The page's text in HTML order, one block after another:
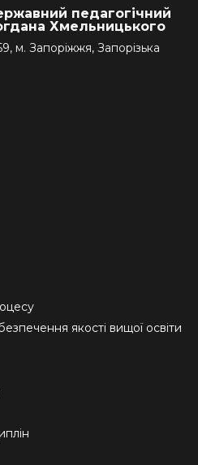
педагогічний
Хмельницького
м. Запоріжжя, Запорізька
якості вищої освіти